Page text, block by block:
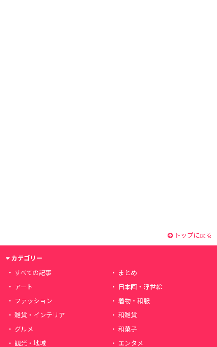
トップに戻る
カテゴリー
すべての記事
まとめ
アート
日本画・浮世絵
ファッション
着物・和服
雑貨・インテリア
和雑貨
グルメ
和菓子
観光・地域
エンタメ